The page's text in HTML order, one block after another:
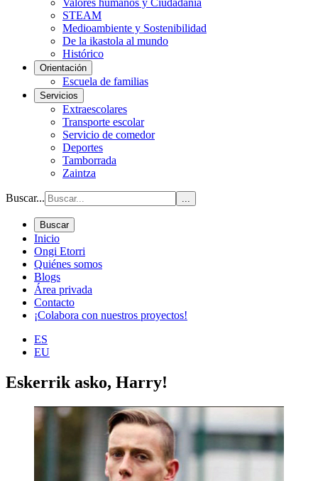
Valores humanos y Ciudadanía
STEAM
Medioambiente y Sostenibilidad
De la ikastola al mundo
Histórico
Orientación
Escuela de familias
Servicios
Extraescolares
Transporte escolar
Servicio de comedor
Deportes
Tamborrada
Zaintza
Buscar... ...
Buscar
Inicio
Ongi Etorri
Quiénes somos
Blogs
Área privada
Contacto
¡Colabora con nuestros proyectos!
ES
EU
Eskerrik asko, Harry!